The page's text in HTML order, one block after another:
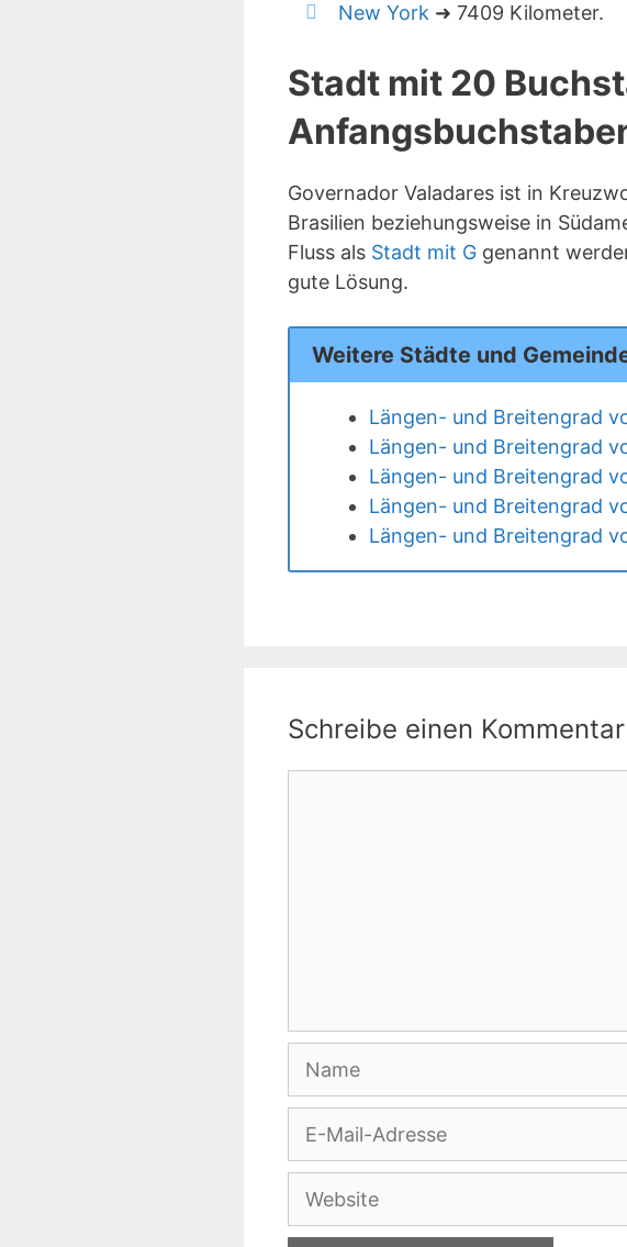
New York ➜ 7409 Kilometer.
Stadt mit 20
Governador Valadares ist in
Brasilien beziehungsweise in
Fluss als Stadt mit G genannt
gute Lösung.
Weitere Städte und
Längen- und Breitengrad
Längen- und Breitengrad
Längen- und Breitengrad
Längen- und Breitengrad
Längen- und Breitengrad
Schreibe einen Kommentar
Adresse
Website